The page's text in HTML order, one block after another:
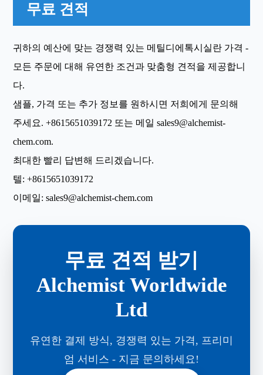
무료 견적
귀하의 예산에 맞는 경쟁력 있는 메틸디에톡시실란 가격 -
모든 주문에 대해 유연한 조건과 맞춤형 견적을 제공합니
다.
샘플, 가격 또는 추가 정보를 원하시면 저희에게 문의해
주세요.+8615651039172 또는 메일sales9@alchemist-
chem.com.
최대한 빨리 답변해 드리겠습니다.
텔:+8615651039172
이메일:sales9@alchemist-chem.com
무료 견적 받기
Alchemist Worldwide
Ltd
유연한 결제 방식, 경쟁력 있는 가격, 프리미
엄 서비스 - 지금 문의하세요!